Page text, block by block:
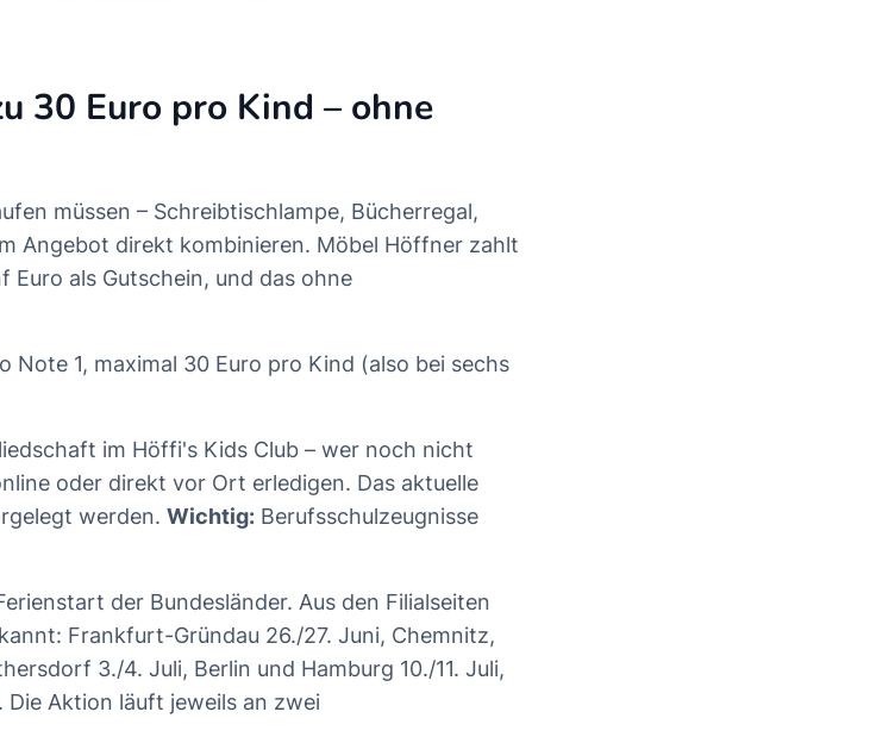
30 Euro pro Kind – ohne
müssen – Schreibtischlampe, Bücherregal,
Angebot direkt kombinieren. Möbel Höffner zahlt
Euro als Gutschein, und das ohne
Note 1, maximal 30 Euro pro Kind (also bei sechs
im Höffi's Kids Club – wer noch nicht
oder direkt vor Ort erledigen. Das aktuelle
werden. Wichtig: Berufsschulzeugnisse
der Bundesländer. Aus den Filialseiten
Frankfurt-Gründau 26./27. Juni, Chemnitz,
3./4. Juli, Berlin und Hamburg 10./11. Juli,
Die Aktion läuft jeweils an zwei